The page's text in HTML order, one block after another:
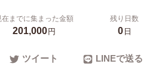
在までに集まった金額
201,000円
残り日数
0日
ツイート LINEで送る